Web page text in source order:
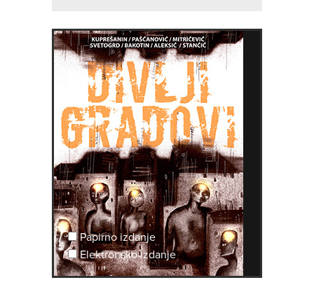
Papirno izdanje
Elektronsko izdanje